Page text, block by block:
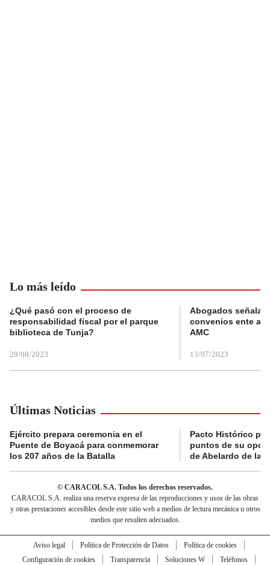
Lo más leído
¿Qué pasó con el proceso de
responsabilidad fiscal por el parque
biblioteca de Tunja?
29/08/2023
Abogados
convenios ente
AMC
13/07/2023
Últimas Noticias
Ejército prepara ceremonia en el
Puente de Boyacá para conmemorar
los 207 años de la Batalla
Pacto Histórico
puntos de su
de Abelardo de la
© CARACOL S.A. Todos los derechos reservados.
CARACOL S.A. realiza una reserva expresa de las reproducciones y usos de las obras
y otras prestaciones accesibles desde este sitio web a medios de lectura mecánica u otros
medios que resulten adecuados.
Aviso legal Política de Protección de Datos
Política de cookies
Configuración de cookies
Transparencia Soluciones W
Teléfonos